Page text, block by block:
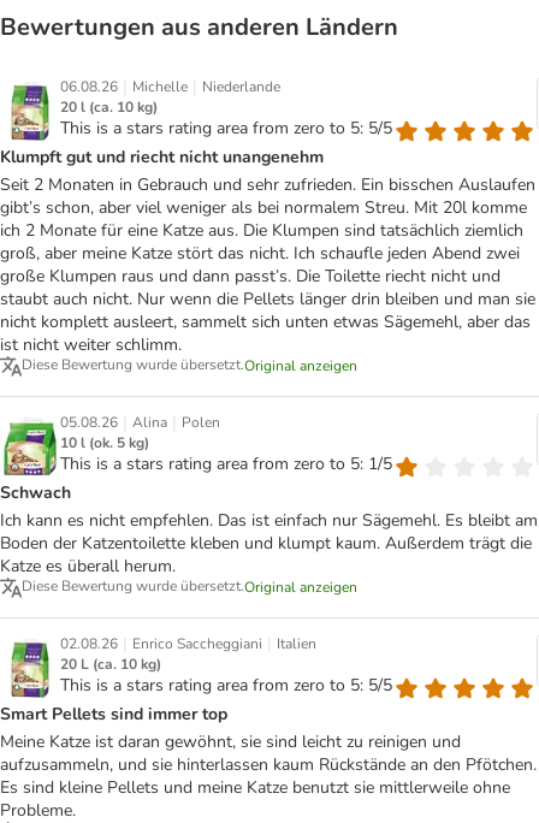
Bewertungen aus anderen Ländern
06.08.26 | Michelle | Niederlande
20 l (ca. 10 kg)
This is a stars rating area from zero to 5: 5/5
Klumpft gut und riecht nicht unangenehm
Seit 2 Monaten in Gebrauch und sehr zufrieden. Ein bisschen Auslaufen
gibt’s schon, aber viel weniger als bei normalem Streu. Mit 20l komme
ich 2 Monate für eine Katze aus. Die Klumpen sind tatsächlich ziemlich
groß, aber meine Katze stört das nicht. Ich schaufle jeden Abend zwei
große Klumpen raus und dann passt’s. Die Toilette riecht nicht und
staubt auch nicht. Nur wenn die Pellets länger drin bleiben und man sie
nicht komplett ausleert, sammelt sich unten etwas Sägemehl, aber das
ist nicht weiter schlimm.
Diese Bewertung wurde übersetzt.Original anzeigen
05.08.26 | Alina | Polen
10 l (ok. 5 kg)
This is a stars rating area from zero to 5: 1/5
Schwach
Ich kann es nicht empfehlen. Das ist einfach nur Sägemehl. Es bleibt am
Boden der Katzentoilette kleben und klumpt kaum. Außerdem trägt die
Katze es überall herum.
Diese Bewertung wurde übersetzt.Original anzeigen
02.08.26 | Enrico Saccheggiani | Italien
20 L (ca. 10 kg)
This is a stars rating area from zero to 5: 5/5
Smart Pellets sind immer top
Meine Katze ist daran gewöhnt, sie sind leicht zu reinigen und
aufzusammeln, und sie hinterlassen kaum Rückstände an den Pfötchen.
Es sind kleine Pellets und meine Katze benutzt sie mittlerweile ohne
Probleme.